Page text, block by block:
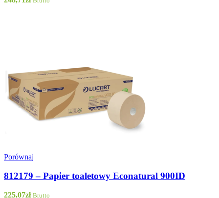
Porównaj
812179 – Papier toaletowy Econatural 900ID
225,07zł Brutto